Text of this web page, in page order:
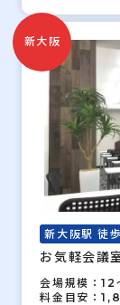
新大阪
新大阪駅 徒
お気軽会議
会場規模：12
料金目安：